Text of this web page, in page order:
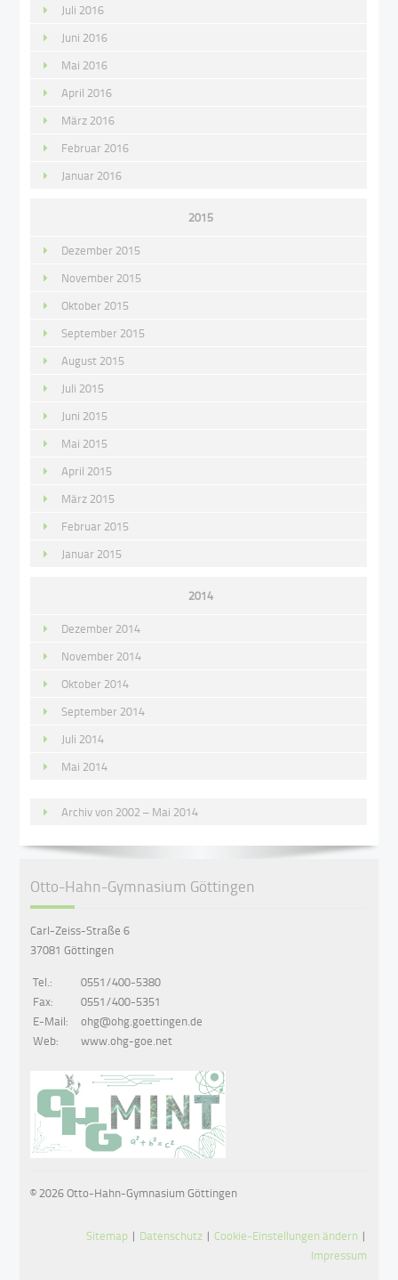
Juli 2016
Juni 2016
Mai 2016
April 2016
März 2016
Februar 2016
Januar 2016
2015
Dezember 2015
November 2015
Oktober 2015
September 2015
August 2015
Juli 2015
Juni 2015
Mai 2015
April 2015
März 2015
Februar 2015
Januar 2015
2014
Dezember 2014
November 2014
Oktober 2014
September 2014
Juli 2014
Mai 2014
Archiv von 2002 – Mai 2014
Otto-Hahn-Gymnasium Göttingen
Carl-Zeiss-Straße 6
37081 Göttingen
Tel.:
0551/400-5380
Fax:
0551/400-5351
E-Mail:
ohg@ohg.goettingen.de
Web:
www.ohg-goe.net
© 2026 Otto-Hahn-Gymnasium Göttingen
Sitemap | Datenschutz |Cookie-Einstellungen ändern |
Impressum